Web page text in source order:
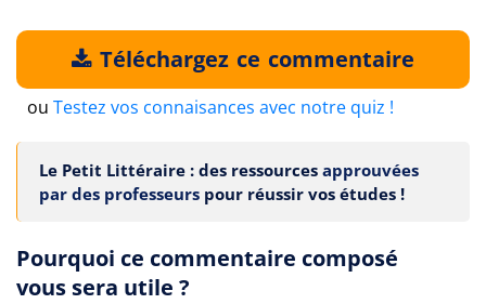
Téléchargez ce commentaire
ou Testez vos connaisances avec notre quiz !
Le Petit Littéraire : des ressources approuvées
par des professeurs pour réussir vos études !
Pourquoi ce commentaire composé
vous sera utile ?